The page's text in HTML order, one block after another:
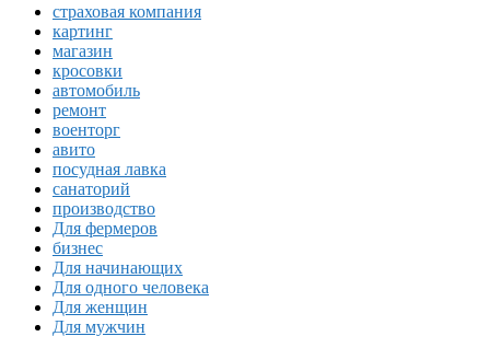
страховая компания
картинг
магазин
кросовки
автомобиль
ремонт
военторг
авито
посудная лавка
санаторий
производство
Для фермеров
бизнес
Для начинающих
Для одного человека
Для женщин
Для мужчин